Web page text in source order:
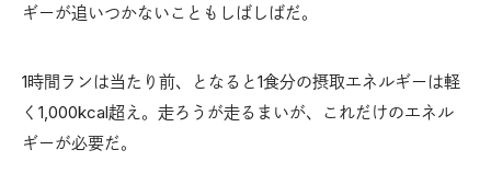
ギーが追いつかないこともしばしばだ。
1時間ランは当たり前、となると1食分の摂取エネルギーは軽
く1,000kcal超え。走ろうが走るまいが、これだけのエネル
ギーが必要だ。